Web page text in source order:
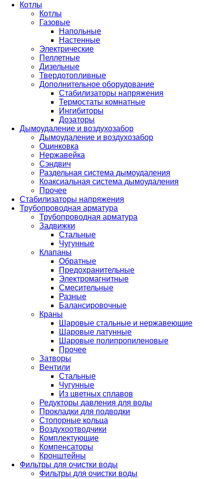
Котлы
Котлы
Газовые
Напольные
Настенные
Электрические
Пеллетные
Дизельные
Твердотопливные
Дополнительное оборудование
Стабилизаторы напряжения
Термостаты комнатные
Ингибиторы
Дозаторы
Дымоудаление и воздухозабор
Дымоудаление и воздухозабор
Оцинковка
Нержавейка
Сэндвич
Раздельная система дымоудаления
Коаксиальная система дымоудаления
Прочее
Стабилизаторы напряжения
Трубопроводная арматура
Трубопроводная арматура
Задвижки
Стальные
Чугунные
Клапаны
Обратные
Предохранительные
Электромагнитные
Смесительные
Разные
Балансировочные
Краны
Шаровые стальные и нержавеющие
Шаровые латунные
Шаровые полипропиленовые
Прочее
Затворы
Вентили
Стальные
Чугунные
Из цветных сплавов
Редукторы давления для воды
Прокладки для подводки
Стопорные кольца
Воздухоотводчики
Комплектующие
Компенсаторы
Кронштейны
Фильтры для очистки воды
Фильтры для очистки воды